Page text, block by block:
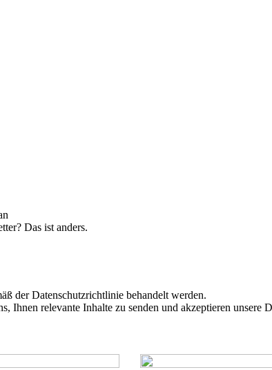
Das ist anders.
der Datenschutzrichtlinie behandelt werden.
Ihnen relevante Inhalte zu senden und akzeptieren unsere